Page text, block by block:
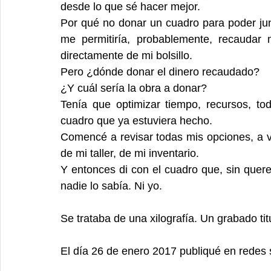
desde lo que sé hacer mejor.
Por qué no donar un cuadro para poder
me permitiría, probablemente,
directamente de mi bolsillo.
Pero ¿dónde donar el dinero recaudado?
¿Y cuál sería la obra a donar?
Tenía que optimizar tiempo, recursos,
cuadro que ya estuviera hecho.
Comencé a revisar todas mis opciones, a
de mi taller, de mi inventario.
Y entonces di con el cuadro que, sin
nadie lo sabía. Ni yo.
Se trataba de una xilografía. Un grabado
El día 26 de enero 2017 publiqué en